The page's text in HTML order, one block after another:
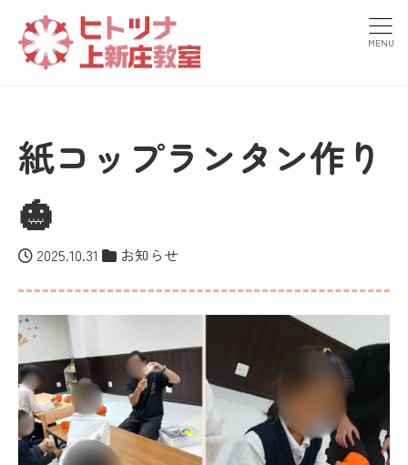
MENU
紙コップランタン作り
🎃
2025.10.31 お知らせ